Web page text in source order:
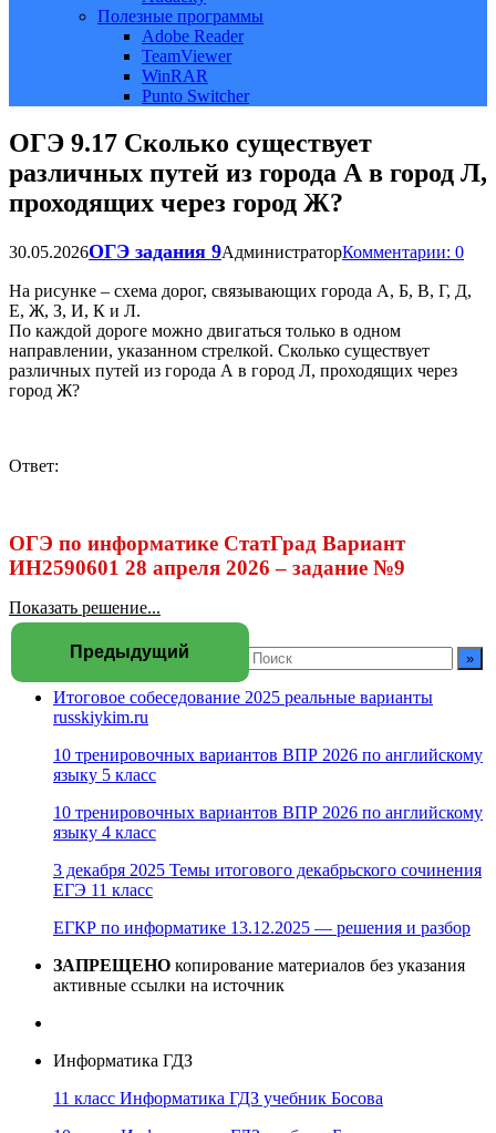
Полезные программы
Adobe Reader
TeamViewer
WinRAR
Punto Switcher
ОГЭ 9.17 Сколько существует
различных путей из города А в город Л,
проходящих через город Ж?
30.05.2026ОГЭ задания 9АдминистраторКомментарии: 0
На рисунке – схема дорог, связывающих города А, Б, В, Г, Д,
Е, Ж, З, И, К и Л.
По каждой дороге можно двигаться только в одном
направлении, указанном стрелкой. Сколько существует
различных путей из города А в город Л, проходящих через
город Ж?
Ответ:
ОГЭ по информатике СтатГрад Вариант
ИН2590601 28 апреля 2026 – задание №9
Показать решение...
Предыдущий
Итоговое собеседование 2025 реальные варианты
russkiykim.ru
10 тренировочных вариантов ВПР 2026 по английскому
языку 5 класс
10 тренировочных вариантов ВПР 2026 по английскому
языку 4 класс
3 декабря 2025 Темы итогового декабрьского сочинения
ЕГЭ 11 класс
ЕГКР по информатике 13.12.2025 — решения и разбор
ЗАПРЕЩЕНО копирование материалов без указания
активные ссылки на источник
Информатика ГДЗ
11 класс Информатика ГДЗ учебник Босова